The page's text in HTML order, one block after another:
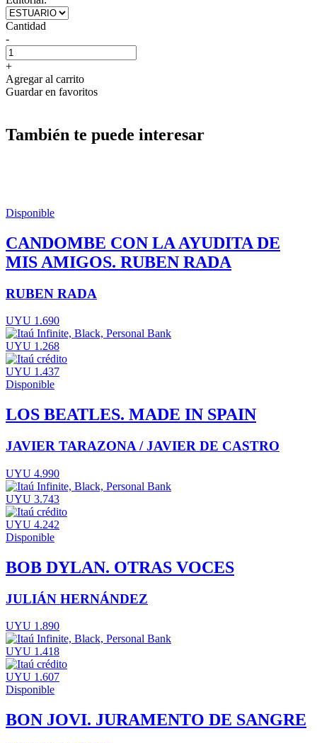
Cantidad
-
+
Agregar al carrito
Guardar en favoritos
También te puede interesar
Disponible
CANDOMBE CON LA AYUDITA DE
MIS AMIGOS. RUBEN RADA
RUBEN RADA
UYU 1.690
UYU 1.268
UYU 1.437
Disponible
LOS BEATLES. MADE IN SPAIN
JAVIER TARAZONA / JAVIER DE CASTRO
UYU 4.990
UYU 3.743
UYU 4.242
Disponible
BOB DYLAN. OTRAS VOCES
JULIÁN HERNÁNDEZ
UYU 1.890
UYU 1.418
UYU 1.607
Disponible
BON JOVI. JURAMENTO DE SANGRE